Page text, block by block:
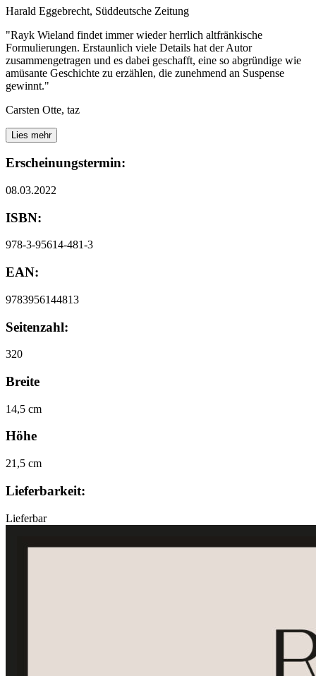
Harald Eggebrecht, Süddeutsche Zeitung
"Rayk Wieland findet immer wieder herrlich altfränkische
Formulierungen. Erstaunlich viele Details hat der Autor
zusammengetragen und es dabei geschafft, eine so abgründige wie
amüsante Geschichte zu erzählen, die zunehmend an Suspense
gewinnt."
Carsten Otte, taz
Lies mehr
Erscheinungstermin:
08.03.2022
ISBN:
978-3-95614-481-3
EAN:
9783956144813
Seitenzahl:
320
Breite
14,5 cm
Höhe
21,5 cm
Lieferbarkeit:
Lieferbar